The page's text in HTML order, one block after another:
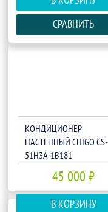
СРАВНИТЬ
КОНДИЦИОНЕР
НАСТЕННЫЙ CHIGO CS-
51H3A-1B181
45 000 ₽
В КОРЗИНУ